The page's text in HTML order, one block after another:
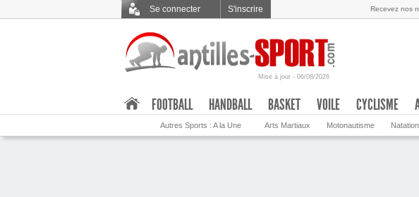
Se connecter S'inscrire Recevez nos
Mise à jour - 06/08/2026
FOOTBALL HANDBALL BASKET VOILE CYCLISME
Autres Sports : A la Une Arts Martiaux Motonautisme Natation